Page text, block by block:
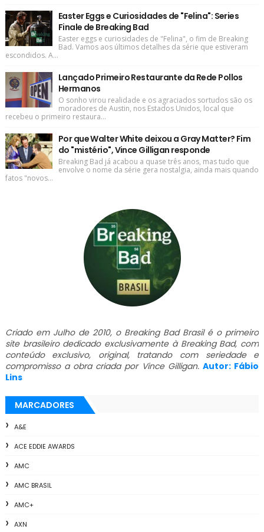
Easter Eggs e Curiosidades de "Felina": Series
Finale de Breaking Bad
Easter eggs e curiosidades de "Felina", o fim de Breaking
Bad. Vamos aos últimos detalhes da série que estiveram
escondidos. A...
Lançado Primeiro Restaurante da Rede Pollos
Hermanos
O sonho virou realidade e os agraciados sortudos são os
moradores de Austin, nos Estados Unidos, local que
recebeu o primeiro restaura...
Por que Walter White deixou a Gray Matter? Fim
do "mistério", Vince Gilligan responde
Breaking Bad já acabou a quase três anos, mas tudo que
envolve o nome da série gera nostalgia, ainda mais quando
fatos "novos...
Criado em Julho de 2010, o Breaking Bad Brasil é o primeiro
site brasileiro dedicado exclusivamente à Breaking Bad, com
conteúdo exclusivo, original, tratando com seriedade e
compromisso a obra criada por Vince Gilligan. Autor: Fábio
Lins
MARCADORES
A&E
ACE EDDIE AWARDS
AMC
AMC BRASIL
AMC+
AXN